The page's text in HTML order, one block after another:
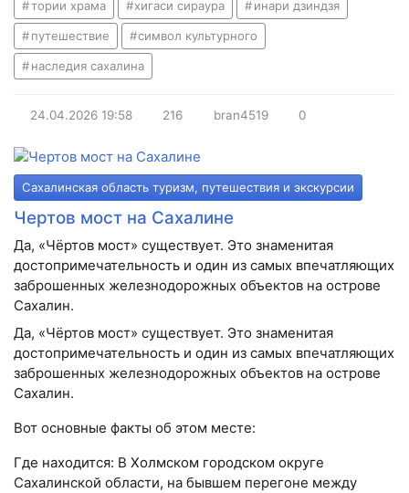
тории храма хигаси сираура инари дзиндзя
путешествие символ культурного
наследия сахалина
24.04.2026 19:58 216 bran4519 0
Сахалинская область туризм, путешествия и экскурсии
Чертов мост на Сахалине
Да, «Чёртов мост» существует. Это знаменитая
достопримечательность и один из самых впечатляющих
заброшенных железнодорожных объектов на острове
Сахалин.
Да, «Чёртов мост» существует. Это знаменитая
достопримечательность и один из самых впечатляющих
заброшенных железнодорожных объектов на острове
Сахалин.
Вот основные факты об этом месте:
Где находится: В Холмском городском округе
Сахалинской области, на бывшем перегоне между